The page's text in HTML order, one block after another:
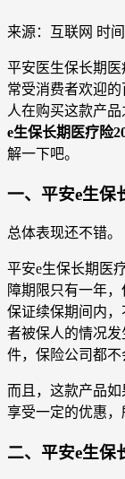
来源：互联网 时
平安医生保长期
常受消费者欢迎
人在购买这款产
e生保长期医疗险
解一下吧。
一、平安e生保
总体表现还不错。
平安e生保长期医
障期限只有一年
保证续保期间内
者被保人的情况
件，保险公司都不
而且，这款产品
享受一定的优惠，
二、平安e生保